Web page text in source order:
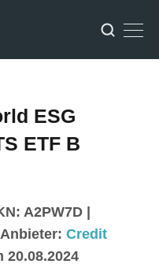
ESG
ETF B
A2PW7D |
Credit
20.08.2024